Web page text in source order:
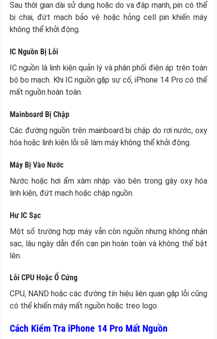
Sau thời gian dài sử dụng hoặc do va đập mạnh, pin có thể
bị chai, đứt mạch bảo vệ hoặc hỏng cell pin khiến máy
không thể khởi động.
IC Nguồn Bị Lỗi
IC nguồn là linh kiện quản lý và phân phối điện áp trên toàn
bộ bo mạch. Khi IC nguồn gặp sự cố, iPhone 14 Pro có thể
mất nguồn hoàn toàn.
Mainboard Bị Chập
Các đường nguồn trên mainboard bị chập do rơi nước, oxy
hóa hoặc linh kiện lỗi sẽ làm máy không thể khởi động.
Máy Bị Vào Nước
Nước hoặc hơi ẩm xâm nhập vào bên trong gây oxy hóa
linh kiện, đứt mạch hoặc chập nguồn.
Hư IC Sạc
Một số trường hợp máy vẫn còn nguồn nhưng không nhận
sạc, lâu ngày dẫn đến cạn pin hoàn toàn và không thể bật
lên.
Lỗi CPU Hoặc Ổ Cứng
CPU, NAND hoặc các đường tín hiệu liên quan gặp lỗi cũng
có thể khiến máy mất nguồn hoặc treo logo.
Cách Kiểm Tra iPhone 14 Pro Mất Nguồn